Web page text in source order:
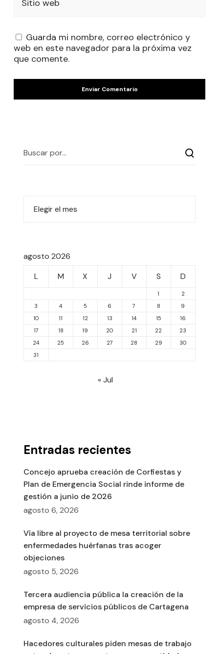
Sitio web
Guarda mi nombre, correo electrónico y
web en este navegador para la próxima vez
que comente.
agosto 2026
L
M X J V S D
1
2
3
4 5 6 7 8
9
10
11 12 13 14 15
16
17
18 19 20 21 22
23
24
25 26 27 28 29
30
31
« Jul
Entradas recientes
Concejo aprueba creación de Corfiestas y
Plan de Emergencia Social rinde informe de
gestión a junio de 2026
agosto 6, 2026
Vía libre al proyecto de mesa territorial sobre
enfermedades huérfanas tras acoger
objeciones
agosto 5, 2026
Tercera audiencia pública la creación de la
empresa de servicios públicos de Cartagena
agosto 4, 2026
Hacedores culturales piden mesas de trabajo